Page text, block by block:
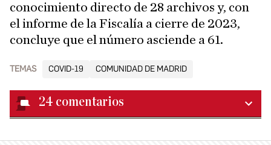
conocimiento directo de 28 archivos y, con
el informe de la Fiscalía a cierre de 2023,
concluye que el número asciende a 61.
TEMAS COVID-19 COMUNIDAD DE MADRID
24 comentarios